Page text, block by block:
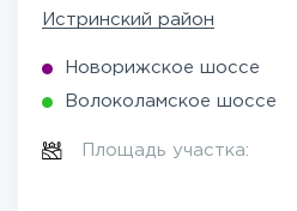
Истринский район
Новорижское шоссе
Волоколамское шоссе
Площадь участка: